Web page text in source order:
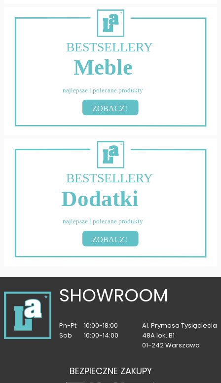
BESTSELLERY
Meble
najlepsze i polecane produkty
ZOBACZ!
BESTSELLERY
Dodatki
najlepsze i polecane produkty
ZOBACZ!
SHOWROOM
Pn-Pt
10:00-18:00
Sob
10:00-14:00
Al. Prymasa Tysiąclecia
48A lok. B1
01-242 Warszawa
BEZPIECZNE ZAKUPY